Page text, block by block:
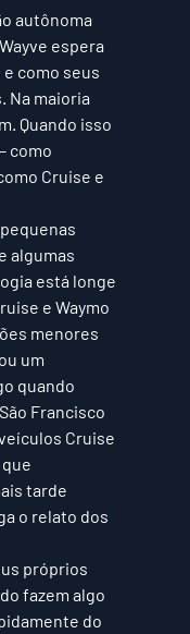
autônoma
espera
como seus
Na maioria
Quando isso
como
Cruise e
algumas
está longe
e Waymo
menores
um
quando
Francisco
Cruise
tarde
o relato dos
próprios
fazem algo
do